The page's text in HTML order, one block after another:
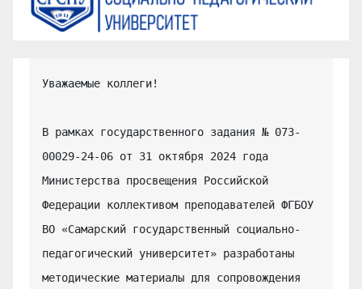
Уважаемые коллеги!
В рамках государственного задания № 073-
00029-24-06 от 31 октября 2024 года
Министерства просвещения Российской
Федерации коллективом преподавателей ФГБОУ
ВО «Самарский государственный социально-
педагогический университет» разработаны
методические материалы для сопровождения